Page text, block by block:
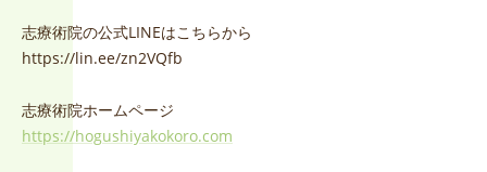
志療術院の公式LINEはこちらから
https://lin.ee/zn2VQfb
志療術院ホームページ
https://hogushiyakokoro.com